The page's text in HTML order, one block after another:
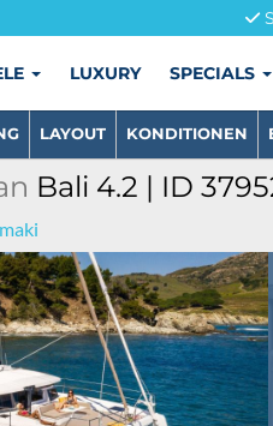
LUXURY SPECIALS
LAYOUT KONDITIONEN
Bali 4.2 | ID